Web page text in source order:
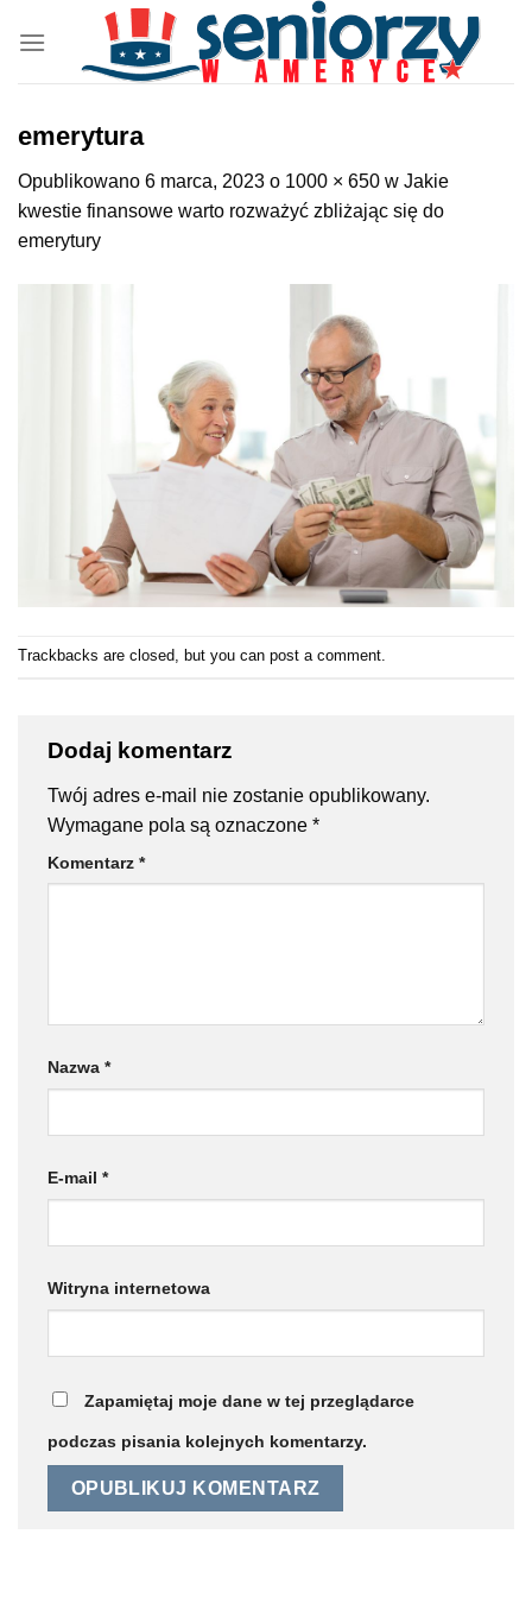
zawartości
emerytura
Opublikowano 6 marca, 2023 o 1000 × 650 w Jakie
kwestie finansowe warto rozważyć zbliżając się do
emerytury
Trackbacks are closed, but you can post a comment.
Dodaj komentarz
Twój adres e-mail nie zostanie opublikowany.
Wymagane pola są oznaczone *
Komentarz *
Nazwa *
E-mail *
Witryna internetowa
Zapamiętaj moje dane w tej przeglądarce
podczas pisania kolejnych komentarzy.